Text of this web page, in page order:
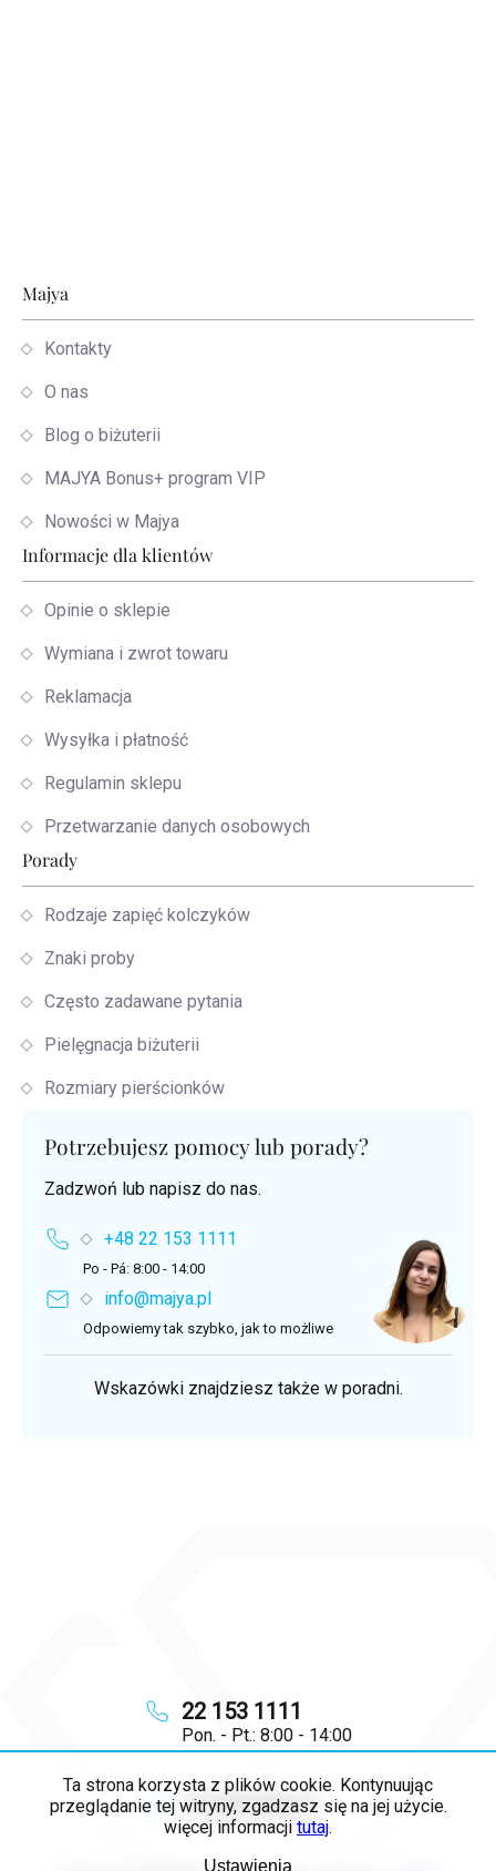
Ta strona korzysta z plików cookie. Kontynuując
przeglądanie tej witryny, zgadzasz się na jej użycie.
więcej informacji tutaj.
Ustawienia
Stopka
info@ majya.pl
22 153 1111
Pon. - Pt.: 8:00 - 14:00
Majya
Kontakty
O nas
Blog o biżuterii
MAJYA Bonus+ program VIP
Nowości w Majya
Informacje dla klientów
Opinie o sklepie
Wymiana i zwrot towaru
Reklamacja
Wysyłka i płatność
Regulamin sklepu
Przetwarzanie danych osobowych
Porady
Rodzaje zapięć kolczyków
Znaki proby
Często zadawane pytania
Pielęgnacja biżuterii
Rozmiary pierścionków
Potrzebujesz pomocy lub porady?
Zadzwoń lub napisz do nas.
+48 22 153 1111
Po - Pá: 8:00 - 14:00
info@majya.pl
Odpowiemy tak szybko, jak to możliwe
Wskazówki znajdziesz także w poradni.